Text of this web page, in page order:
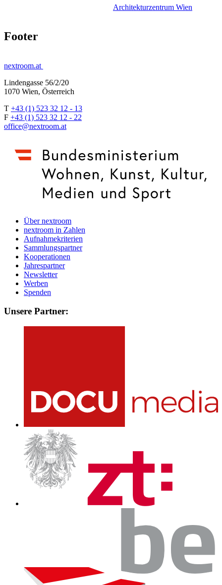
Architekturzentrum Wien
Footer
nextroom.at
Lindengasse 56/2/20
1070 Wien, Österreich
T +43 (1) 523 32 12 - 13
F +43 (1) 523 32 12 - 22
office@nextroom.at
Über nextroom
nextroom in Zahlen
Aufnahmekriterien
Sammlungspartner
Kooperationen
Jahrespartner
Newsletter
Werben
Spenden
Unsere Partner: